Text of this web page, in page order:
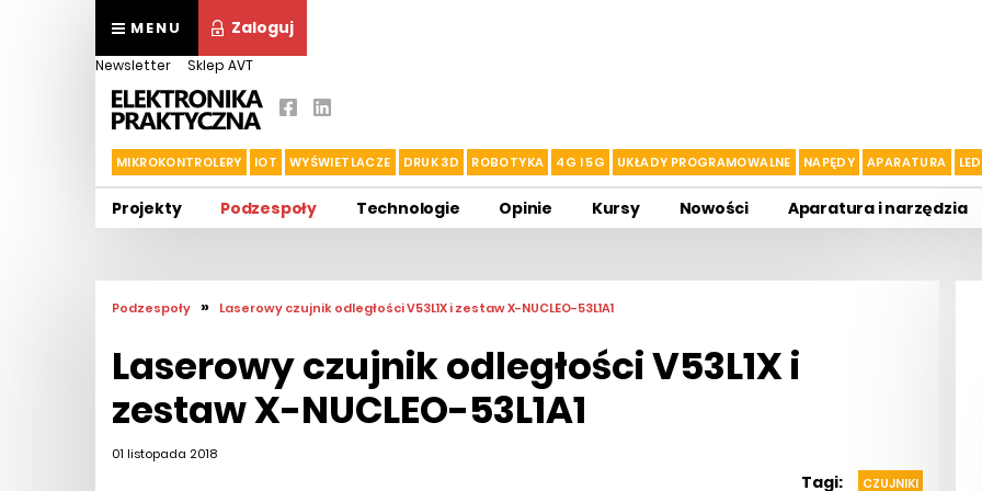
MENU Zaloguj
Newsletter Sklep AVT
MIKROKONTROLERY IOT WYŚWIETLACZE DRUK 3D ROBOTYKA 4G I 5G UKŁADY PROGRAMOWALNE NAPĘDY APARATURA LED
Projekty Podzespoły Technologie Opinie Kursy Nowości Aparatura i narzędzia
Podzespoły » Laserowy czujnik odległości V53L1X i zestaw X-NUCLEO-53L1A1
Laserowy czujnik odległości V53L1X i
zestaw X-NUCLEO-53L1A1
01 listopada 2018
Tagi: CZUJNIKI